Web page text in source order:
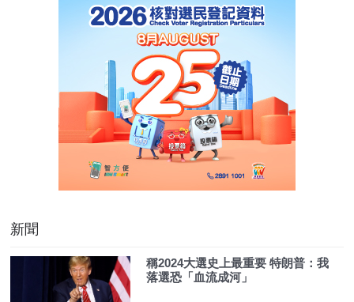
新聞
稱2024大選史上最重要 特朗普：我
落選恐「血流成河」